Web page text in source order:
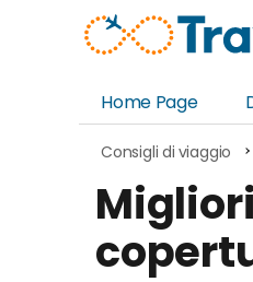
Home Page
Consigli di viaggio